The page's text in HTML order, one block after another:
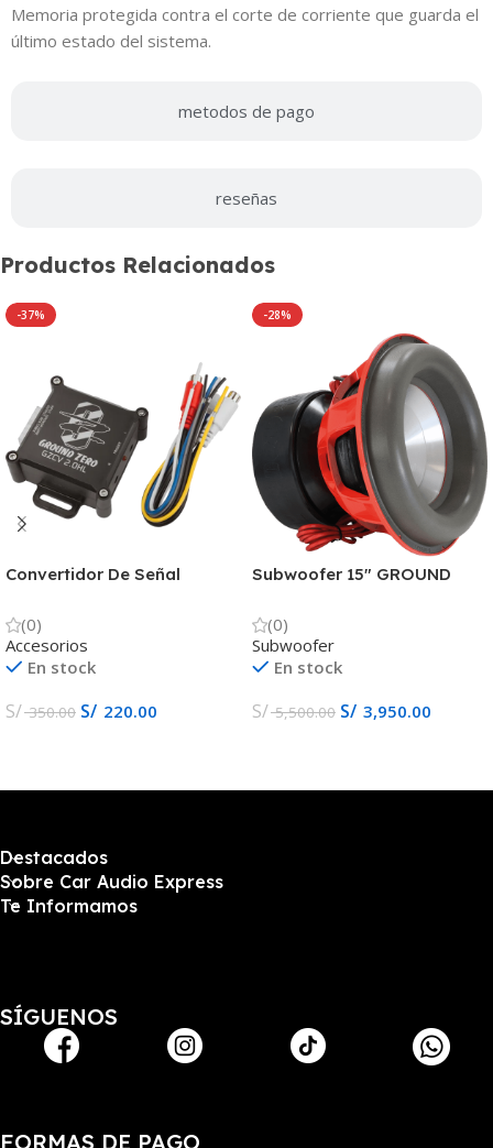
metodos de pago
reseñas
Memoria protegida contra el corte de corriente que guarda el
último estado del sistema.
Productos Relacionados
-37%
Convertidor De Señal
GZCV 2.0HL
(0)
Accesorios
En stock
S/350.00 S/ 220.00
-28%
Subwoofer 15″ GROUND
15XXmáx
(0)
Subwoofer
En stock
S/5,500.00 S/ 3,950.00
Destacados
Sobre Car Audio Express
Te Informamos
SÍGUENOS
FORMAS DE PAGO